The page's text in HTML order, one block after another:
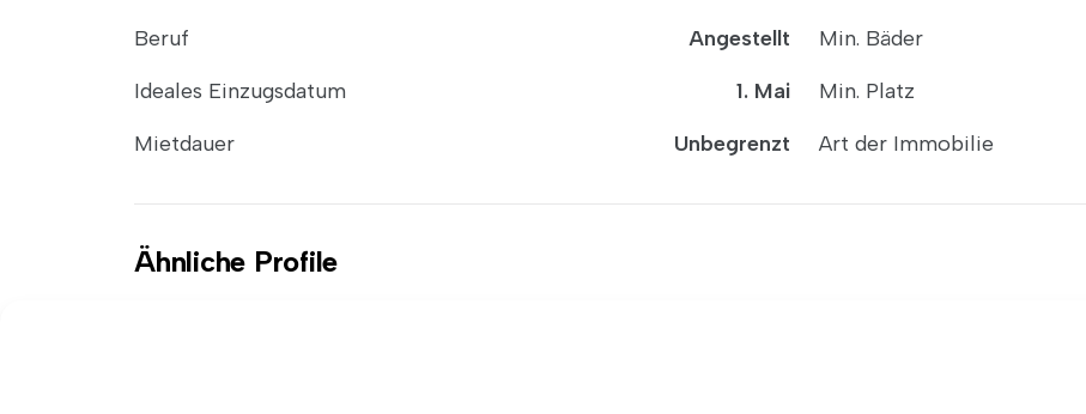
Beruf
Angestellt
Ideales Einzugsdatum
1. Mai
Mietdauer
Unbegrenzt
Min. Bäder
Min. Platz
Art der Immobilie
Ähnliche Profile